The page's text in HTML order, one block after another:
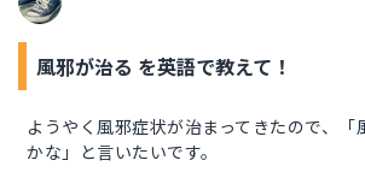
風邪が治る を英語で教えて！
ようやく風邪症状が治まってきたので、「
かな」と言いたいです。